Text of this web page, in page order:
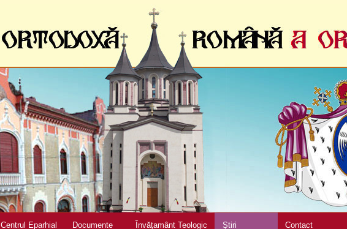
Centrul Eparhial Documente Învățamânt Teologic Știri Contact